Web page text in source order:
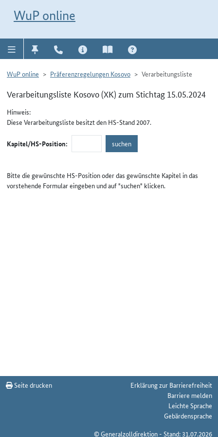
WuP online
WuP online Präferenzregelungen Kosovo Verarbeitungsliste
Verarbeitungsliste Kosovo (XK) zum Stichtag 15.05.2024
Hinweis:
Diese Verarbeitungsliste besitzt den HS-Stand 2007.
Kapitel/HS-Position:
Bitte die gewünschte HS-Position oder das gewünschte Kapitel in das
vorstehende Formular eingeben und auf "suchen" klicken.
Seite drucken
Erklärung zur Barrierefreiheit
Barriere melden
Leichte Sprache
Gebärdensprache
© Generalzolldirektion - Stand: 31.07.2026